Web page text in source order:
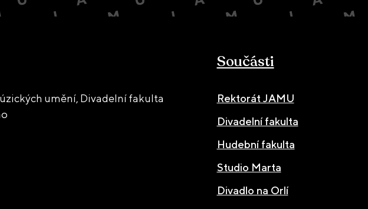
umění, Divadelní fakulta
Součásti
Rektorát JAMU
Divadelní fakulta
Hudební fakulta
Studio Marta
Divadlo na Orlí